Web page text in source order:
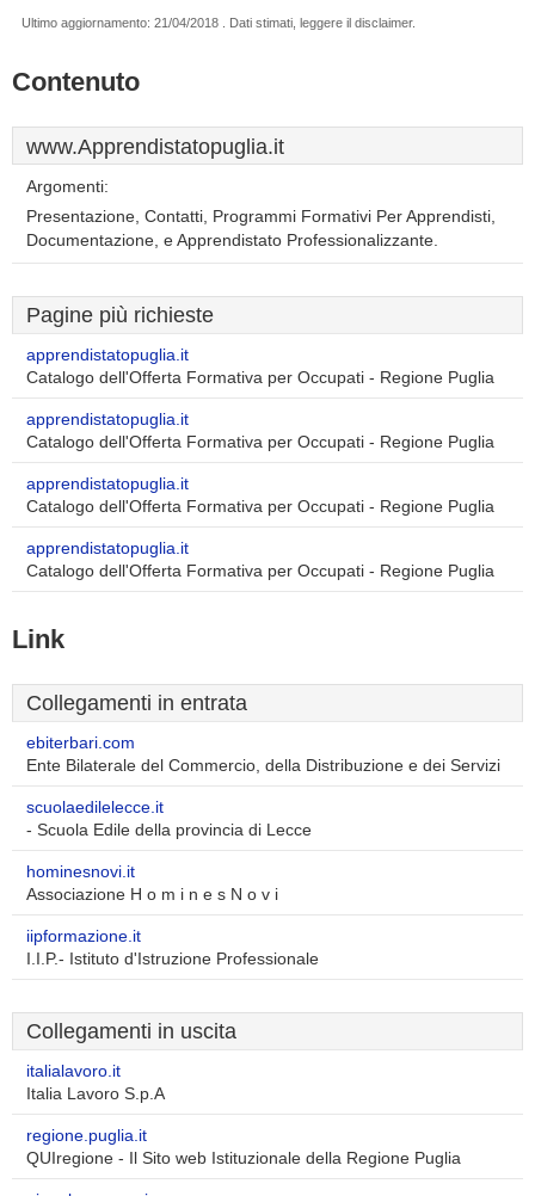
Ultimo aggiornamento: 21/04/2018 . Dati stimati, leggere il disclaimer.
Contenuto
www.Apprendistatopuglia.it
Argomenti:
Presentazione, Contatti, Programmi Formativi Per Apprendisti,
Documentazione, e Apprendistato Professionalizzante.
Pagine più richieste
apprendistatopuglia.it
Catalogo dell'Offerta Formativa per Occupati - Regione Puglia
apprendistatopuglia.it
Catalogo dell'Offerta Formativa per Occupati - Regione Puglia
apprendistatopuglia.it
Catalogo dell'Offerta Formativa per Occupati - Regione Puglia
apprendistatopuglia.it
Catalogo dell'Offerta Formativa per Occupati - Regione Puglia
Link
Collegamenti in entrata
ebiterbari.com
Ente Bilaterale del Commercio, della Distribuzione e dei Servizi
scuolaedilelecce.it
- Scuola Edile della provincia di Lecce
hominesnovi.it
Associazione H o m i n e s N o v i
iipformazione.it
I.I.P.- Istituto d'Istruzione Professionale
Collegamenti in uscita
italialavoro.it
Italia Lavoro S.p.A
regione.puglia.it
QUIregione - Il Sito web Istituzionale della Regione Puglia